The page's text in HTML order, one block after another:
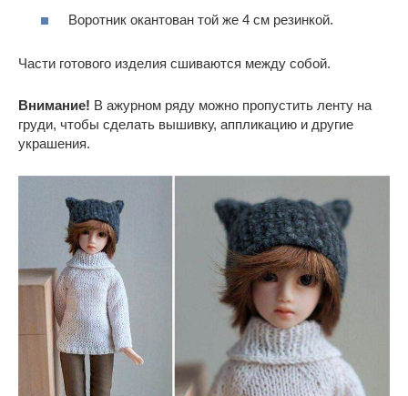
Воротник окантован той же 4 см резинкой.
Части готового изделия сшиваются между собой.
Внимание! В ажурном ряду можно пропустить ленту на
груди, чтобы сделать вышивку, аппликацию и другие
украшения.